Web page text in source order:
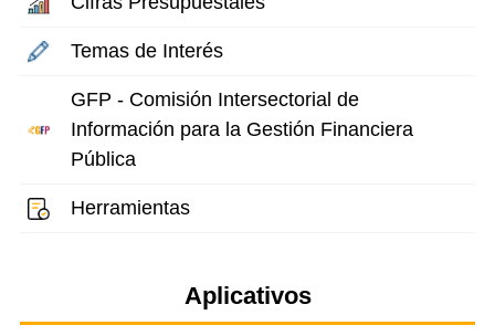
Temas de Interés
GFP - Comisión Intersectorial de
Información para la Gestión Financiera
Pública
Herramientas
Aplicativos